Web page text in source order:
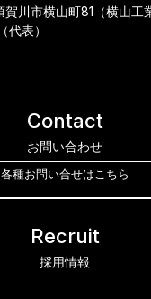
川市横山町81（横山工
表）
Contact
お問い合わせ
各種お問い合せはこちら
Recruit
採用情報